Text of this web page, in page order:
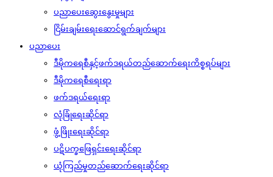
ပညာပေးဆွေးနွေးမှုများ
ငြိမ်းချမ်းရေးဆောင်ရွက်ချက်များ
ပညာပေး
ဒီမိုကရေစီနှင့်ဖက်ဒရယ်တည်ဆောက်‌ရေးကိစ္စရပ်များ
ဒီမိုကရေစီရေးရာ
ဖက်ဒရယ်ရေးရာ
လုံခြုံရေးဆိုင်ရာ
ဖွံ့ဖြိုးရေးဆိုင်ရာ
ပဋိပက္ခဖြေရှင်းရေးဆိုင်ရာ
ယုံကြည်မှုတည်ဆောက်ရေးဆိုင်ရာ